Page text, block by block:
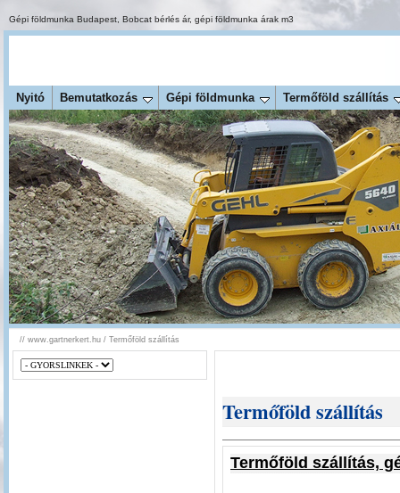
Gépi földmunka Budapest Bobcat bérlés ár, gépi földmunka árak m3
Nyitó Bemutatkozás Gépi földmunka Termőföld szállítás
// www.gartnerkert.hu / Termőföld szállítás
Termőföld szállítás
Termőföld szállítás,